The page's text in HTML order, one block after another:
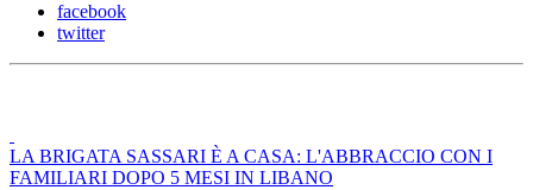
facebook
twitter
LA BRIGATA SASSARI È A CASA: L'ABBRACCIO CON I
FAMILIARI DOPO 5 MESI IN LIBANO